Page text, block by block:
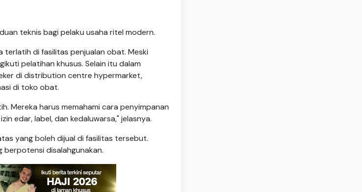
teknis bagi pelaku usaha ritel modern.
terlatih di fasilitas penjualan obat. Meski
pelatihan khusus. Selain itu dalam
di distribution centre hypermarket,
di toko obat.
Mereka harus memahami cara penyimpanan
edar, label, dan kedaluwarsa," jelasnya.
yang boleh dijual di fasilitas tersebut.
disalahgunakan.